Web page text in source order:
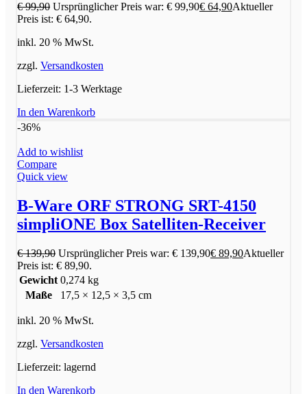
€99,90 Ursprünglicher Preis war: € 99,90€ 64,90Aktueller
Preis ist: € 64,90.
inkl. 20 % MwSt.
zzgl. Versandkosten
Lieferzeit: 1-3 Werktage
In den Warenkorb
-36%
Add to wishlist
Compare
Quick view
B-Ware ORF STRONG SRT-4150
simpliONE Box Satelliten-Receiver
€139,90 Ursprünglicher Preis war: € 139,90€ 89,90Aktueller
Preis ist: € 89,90.
Gewicht 0,274 kg
Maße
17,5 × 12,5 × 3,5 cm
inkl. 20 % MwSt.
zzgl. Versandkosten
Lieferzeit: lagernd
In den Warenkorb